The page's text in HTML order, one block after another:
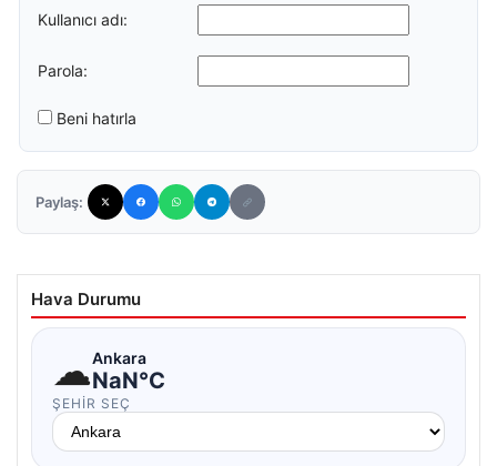
Kullanıcı adı:
Parola:
Beni hatırla
Paylaş:
Hava Durumu
☁Ankara
NaN°C
ŞEHIR SEÇ